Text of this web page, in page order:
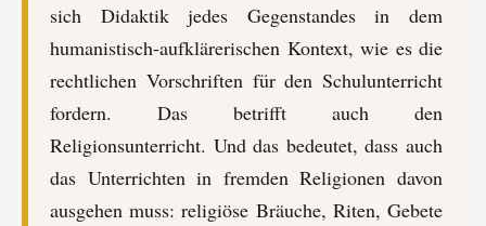
sich Didaktik jedes Gegenstandes in dem
humanistisch-aufklärerischen Kontext, wie es die
rechtlichen Vorschriften für den Schulunterricht
fordern. Das betrifft auch den
Religionsunterricht. Und das bedeutet, dass auch
das Unterrichten in fremden Religionen davon
ausgehen muss: religiöse Bräuche, Riten, Gebete